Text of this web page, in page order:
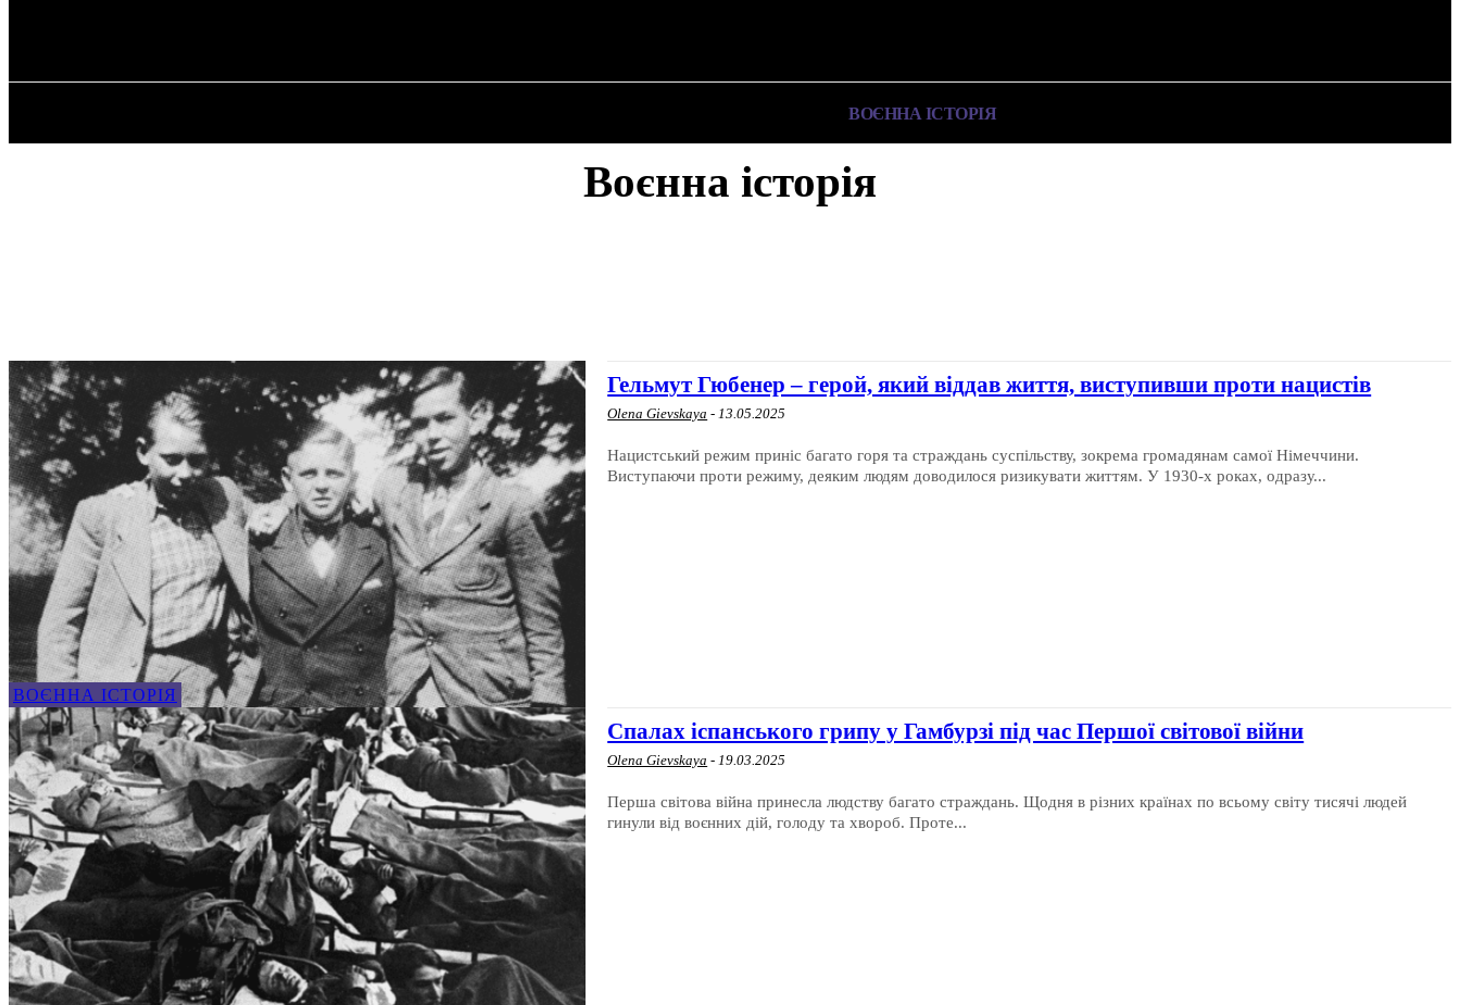
ВОЄННА ІСТОРІЯ
Воєнна історія
ВОЄННА ІСТОРІЯ
Гельмут Гюбенер – герой, який віддав життя, виступивши проти нацистів
Olena Gievskaya - 13.05.2025
Нацистський режим приніс багато горя та страждань суспільству, зокрема громадянам самої Німеччини.
Виступаючи проти режиму, деяким людям доводилося ризикувати життям. У 1930-х роках, одразу...
Спалах іспанського грипу у Гамбурзі під час Першої світової війни
Olena Gievskaya - 19.03.2025
Перша світова війна принесла людству багато страждань. Щодня в різних країнах по всьому світу тисячі людей
гинули від воєнних дій, голоду та хвороб. Проте...